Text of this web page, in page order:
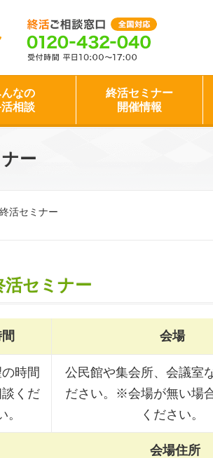
なの
相談
終活セミナー
開催情報
ー
活セミナー
活セミナー
会場
時間
くだ
。
公民館や集会所、会議室
ださい。※会場が無い場
ください。
会場住所